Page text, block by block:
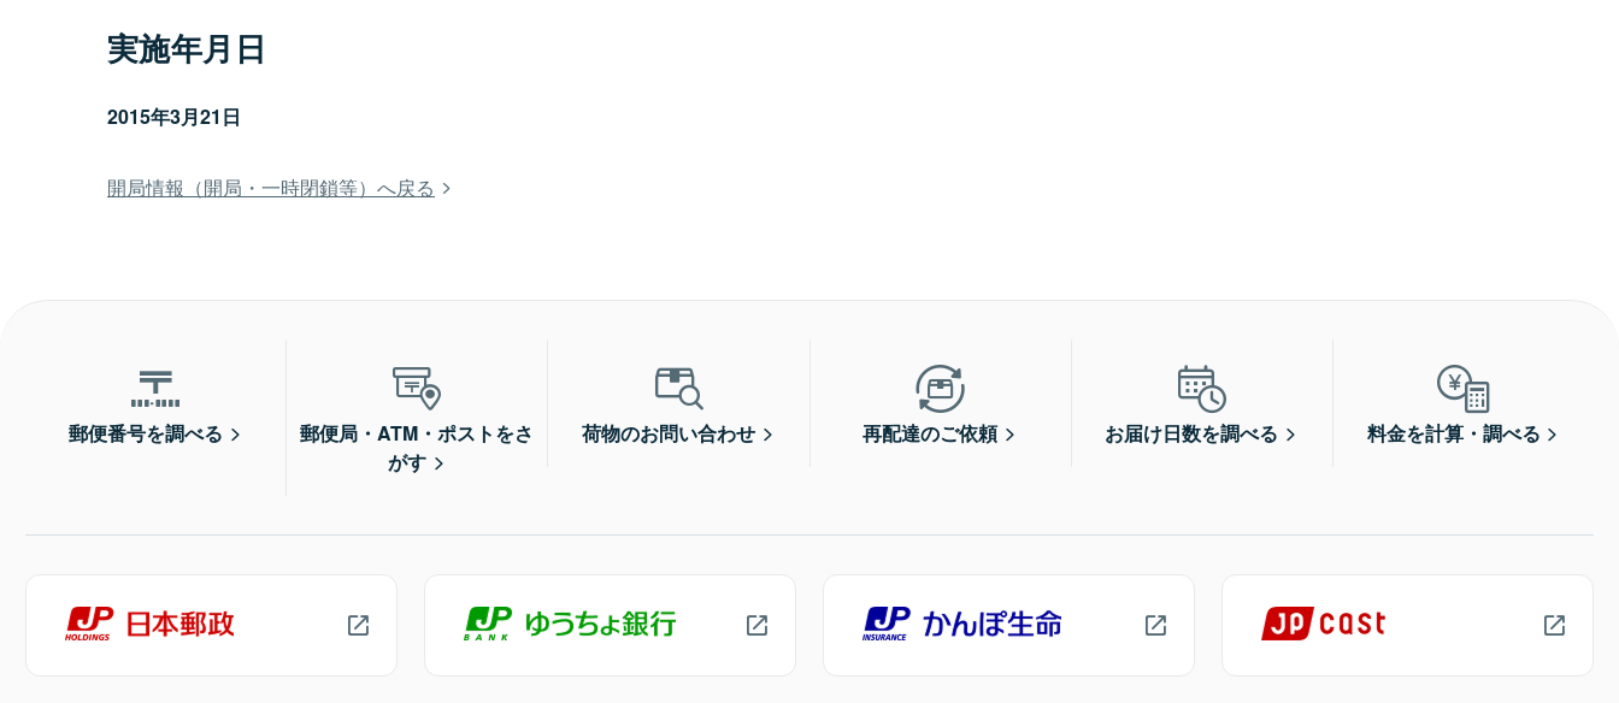
実施年月日
2015年3月21日
開局情報（開局・一時閉鎖等）へ戻る
郵便番号を調べる
郵便局・ATM・ポストをさ
がす
荷物のお問い合わせ 再配達のご依頼 お届け日数を調べる 料金を計算・調べる